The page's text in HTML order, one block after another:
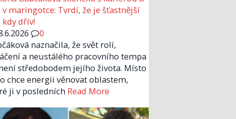
v maringotce: Tvrdí, že je šťastnější
kdy dřív!
0
naznačila, že svět rolí,
a neustálého pracovního tempa
středobodem jejího života. Místo
chce energii věnovat oblastem,
ji v posledních Read More